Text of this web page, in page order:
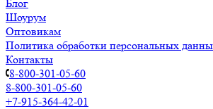
Блог
Шоурум
Оптовикам
Политика обработки персональных
Контакты
8-800-301-05-60
8-800-301-05-60
+7-915-364-42-01